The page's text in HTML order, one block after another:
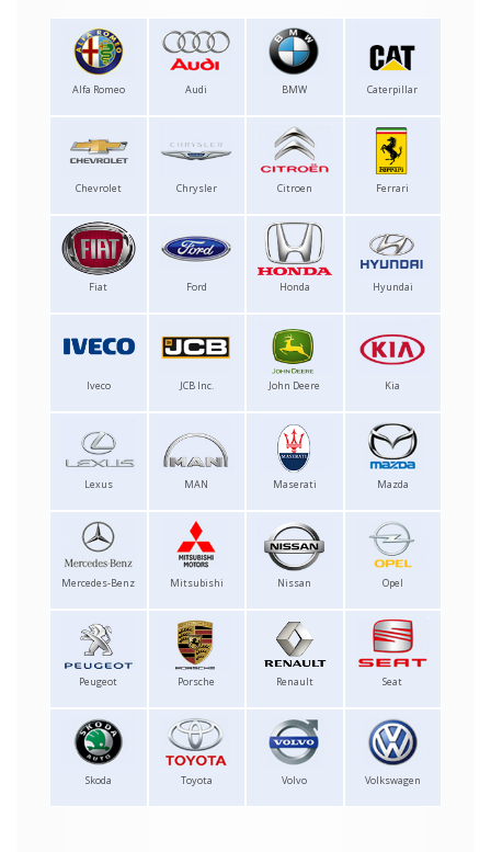
Alfa Romeo Audi BMW Caterpillar
Chevrolet Chrysler Citroen Ferrari
Fiat Ford Honda Hyundai
Iveco JCB Inc. John Deere Kia
Lexus MAN Maserati Mazda
Mercedes-Benz Mitsubishi Nissan Opel
Peugeot Porsche Renault Seat
Skoda Toyota Volvo Volkswagen